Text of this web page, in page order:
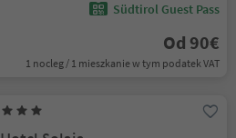
Südtirol Guest Pass
Od 90€
1 nocleg / 1 mieszkanie w tym podatek VAT